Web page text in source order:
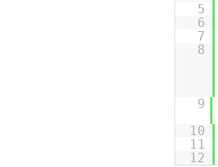
5
6
7
8
9
10
11
12